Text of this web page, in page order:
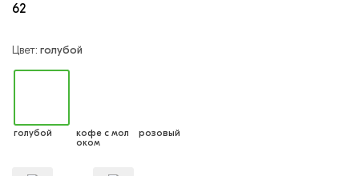
62
Цвет: голубой
голубой
кофе с мол
оком
розовый